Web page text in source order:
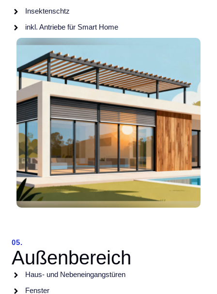
Insektenschtz
inkl. Antriebe für Smart Home
05.
Außenbereich
Haus- und Nebeneingangstüren
Fenster